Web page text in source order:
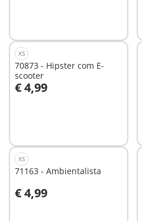
XS
70873 - Hipster com E-
scooter
€ 4,99
XS
71163 - Ambientalista
€ 4,99